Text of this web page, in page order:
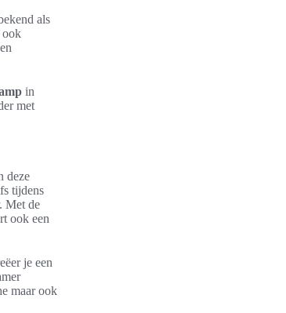
als
ook
in
met
deze
tijdens
Met de
ook een
je een
maar ook